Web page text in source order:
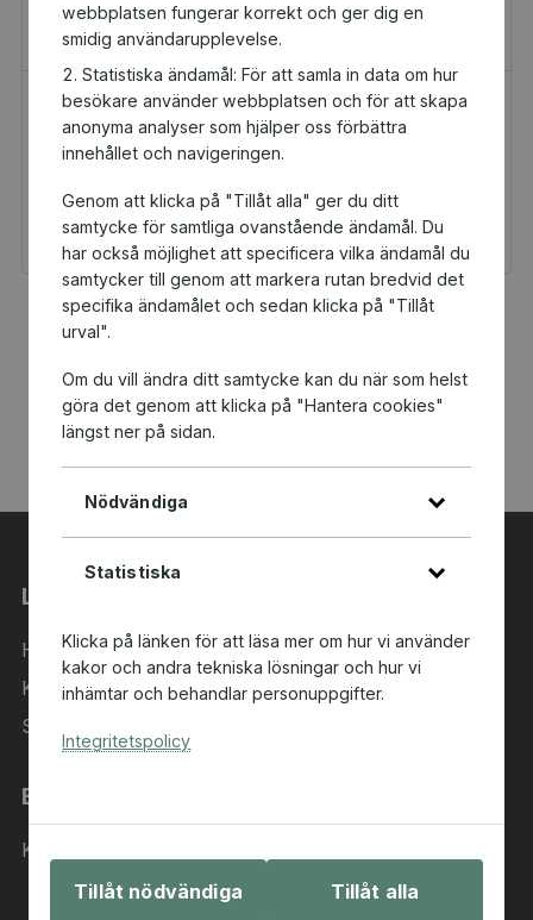
webbplatsen fungerar korrekt och ger dig en
smidig användarupplevelse.
Statistiska ändamål: För att samla in data om hur
besökare använder webbplatsen och för att skapa
anonyma analyser som hjälper oss förbättra
innehållet och navigeringen.
Genom att klicka på "Tillåt alla" ger du ditt
samtycke för samtliga ovanstående ändamål. Du
har också möjlighet att specificera vilka ändamål du
samtycker till genom att markera rutan bredvid det
specifika ändamålet och sedan klicka på "Tillåt
urval".
Om du vill ändra ditt samtycke kan du när som helst
göra det genom att klicka på "Hantera cookies"
längst ner på sidan.
Nödvändiga
Statistiska
Klicka på länken för att läsa mer om hur vi använder
kakor och andra tekniska lösningar och hur vi
inhämtar och behandlar personuppgifter.
Integritetspolicy
Tillåt nödvändiga Tillåt alla
H&M Presentkort
Presentkort
Du och Göteborgs
Konståkningsklubb
Singel får 5 kr tillbaka
Golfamore
Presentkort
Du och Göteborgs
Konståkningsklubb
Singel får 29,75 kr
tillbaka
Länkar
Hem
Kategorier
Sök i sortimentet
Behöver du hjälp?
Kontakta oss